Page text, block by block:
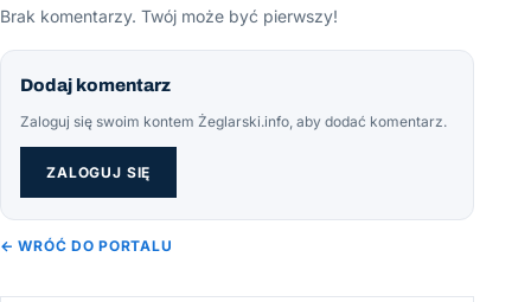
Brak komentarzy. Twój może być pierwszy!
Dodaj komentarz
Zaloguj się swoim kontem Żeglarski.info, aby dodać komentarz.
ZALOGUJ SIĘ
← WRÓĆ DO PORTALU